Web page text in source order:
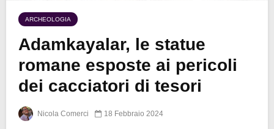
ARCHEOLOGIA
Adamkayalar, le statue
romane esposte ai pericoli
dei cacciatori di tesori
Nicola Comerci 18 Febbraio 2024